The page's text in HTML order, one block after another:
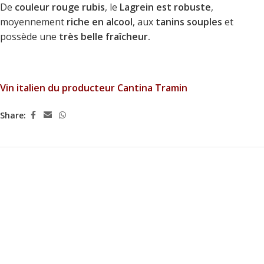
De couleur rouge rubis, le Lagrein est robuste,
moyennement riche en alcool, aux tanins souples et
possède une très belle fraîcheur.
Vin italien du producteur Cantina Tramin
Share: